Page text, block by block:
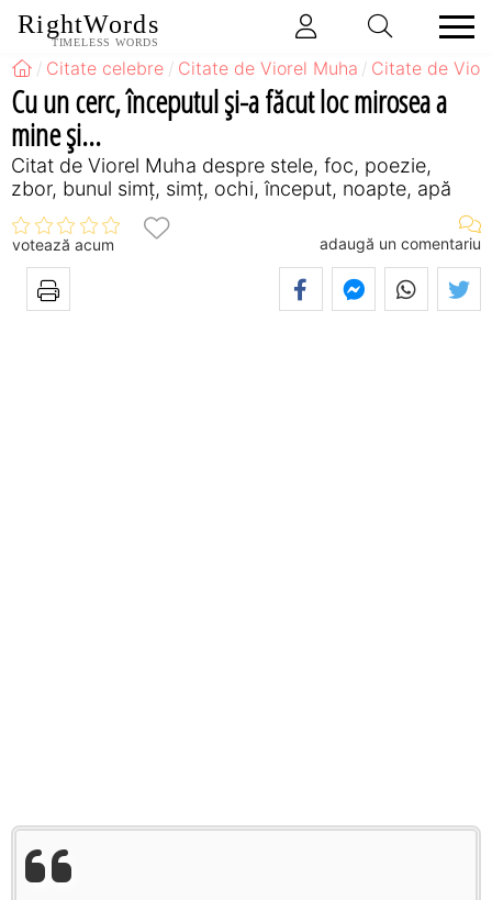
RightWords
TIMELESS WORDS
Citate celebre Citate de Viorel Muha Citate de
Cu un cerc, începutul şi-a făcut loc mirosea a
mine şi...
Citat de Viorel Muha despre stele, foc, poezie,
zbor, bunul simț, simț, ochi, început, noapte, apă
votează acum adaugă un comentariu